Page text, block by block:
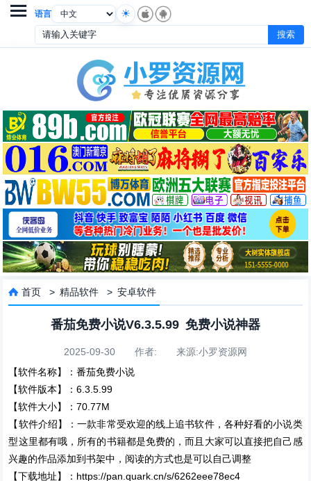
语言

 首页 >精品软件 >安卓软件
番茄免费小说V6.3.5.99 免费小说神器
2025-09-30 作者: 来源:小罗资源网
【软件名称】：番茄免费小说
【软件版本】：6.3.5.99
【软件大小】：70.77M
【软件介绍】：一款非常受欢迎的线上追书软件，各种好看的小说类
型这里都有哦，所有的书籍都是免费的，而且大家可以直接把自己感
兴趣的作品添加到书架中，阅读的方式也是可以自己调整
【下载地址】：https://pan.quark.cn/s/6262eee78ec4